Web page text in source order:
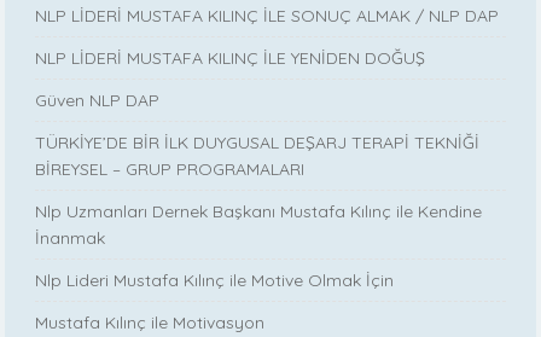
NLP LİDERİ MUSTAFA KILINÇ İLE SONUÇ ALMAK / NLP DAP
NLP LİDERİ MUSTAFA KILINÇ İLE YENİDEN DOĞUŞ
Güven NLP DAP
TÜRKİYE’DE BİR İLK DUYGUSAL DEŞARJ TERAPİ TEKNİĞİ
BİREYSEL – GRUP PROGRAMALARI
Nlp Uzmanları Dernek Başkanı Mustafa Kılınç ile Kendine
İnanmak
Nlp Lideri Mustafa Kılınç ile Motive Olmak İçin
Mustafa Kılınç ile Motivasyon